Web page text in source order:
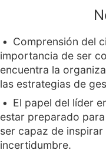
Comprensión del
importancia de ser
encuentra la
las estrategias de
El papel del líder
estar preparado
ser capaz de
incertidumbre.